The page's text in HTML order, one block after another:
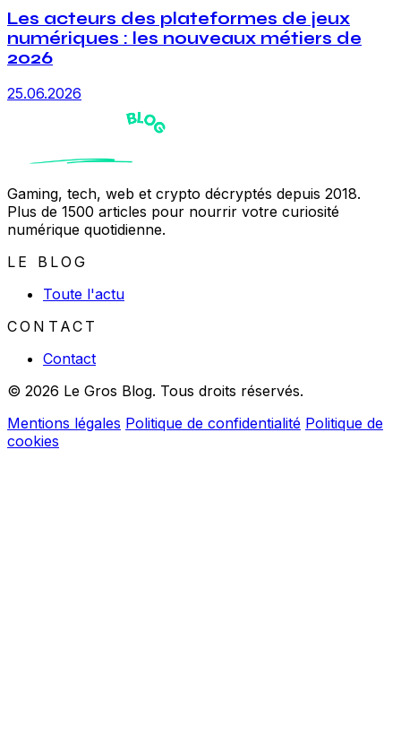
Les acteurs des plateformes de jeux
numériques : les nouveaux métiers de
2026
25.06.2026
Gaming, tech, web et crypto décryptés depuis 2018.
Plus de 1500 articles pour nourrir votre curiosité
numérique quotidienne.
LE BLOG
Toute l'actu
CONTACT
Contact
© 2026 Le Gros Blog. Tous droits réservés.
Mentions légales Politique de confidentialité Politique de
cookies